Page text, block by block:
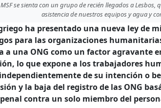
se sienta con un grupo de recién llegados a Lesbos,
asistencia de nuestros equipos y agua y
ha presentado una nueva ley de
para las organizaciones
a una ONG como un factor agravante
lo que expone a los trabajadores
de su intención o
y la baja del registro de las ONG
contra un solo miembro del